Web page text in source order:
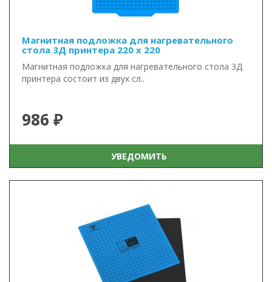
Магнитная подложка для нагревательного
стола 3Д принтера 220 x 220
Магнитная подложка для нагревательного стола 3Д
принтера состоит из двух сл..
986 ₽
УВЕДОМИТЬ